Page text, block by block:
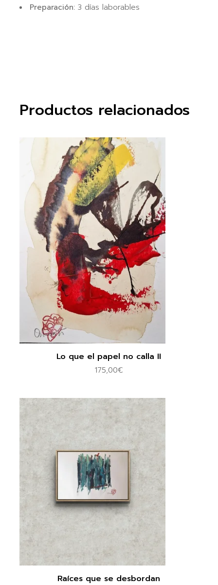
Preparación: 3 días laborables
Productos relacionados
Lo que el papel no calla II
175,00€
Raíces que se desbordan